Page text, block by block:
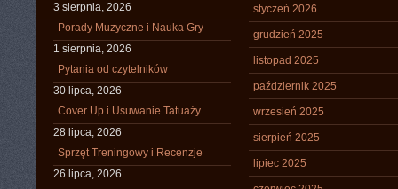
3 sierpnia, 2026
Porady Muzyczne i Nauka Gry
1 sierpnia, 2026
Pytania od czytelników
30 lipca, 2026
Cover Up i Usuwanie Tatuaży
28 lipca, 2026
Sprzęt Treningowy i Recenzje
26 lipca, 2026
styczeń 2026
grudzień 2025
listopad 2025
październik 2025
wrzesień 2025
sierpień 2025
lipiec 2025